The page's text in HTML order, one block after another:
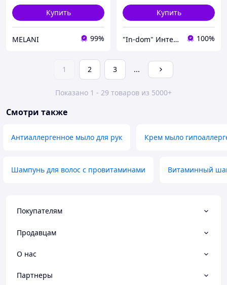
Купить
MELANI 99%
Купить
"In-dom" Интернет магазин товаров для дому у Инны 100%
1 2 3 ...
Показано 1 - 29 товаров из 5000+
Смотри также
Антиаллергенное мыло для рук Крем мыло
Шампунь для волос с провитаминами Витаминный
Покупателям
Продавцам
О нас
Партнеры